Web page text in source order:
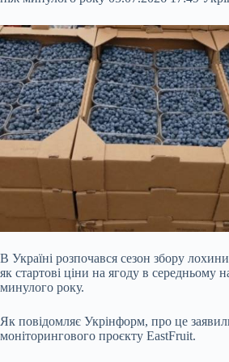
В Україні розпочався сезон збору
як стартові ціни на ягоду в середньому
минулого року.
Як повідомляє Укрінформ, про це
моніторингового проєкту EastFruit.